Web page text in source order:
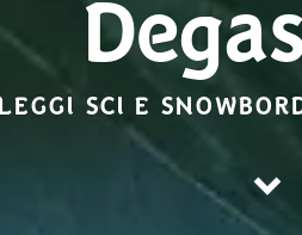
SCI E